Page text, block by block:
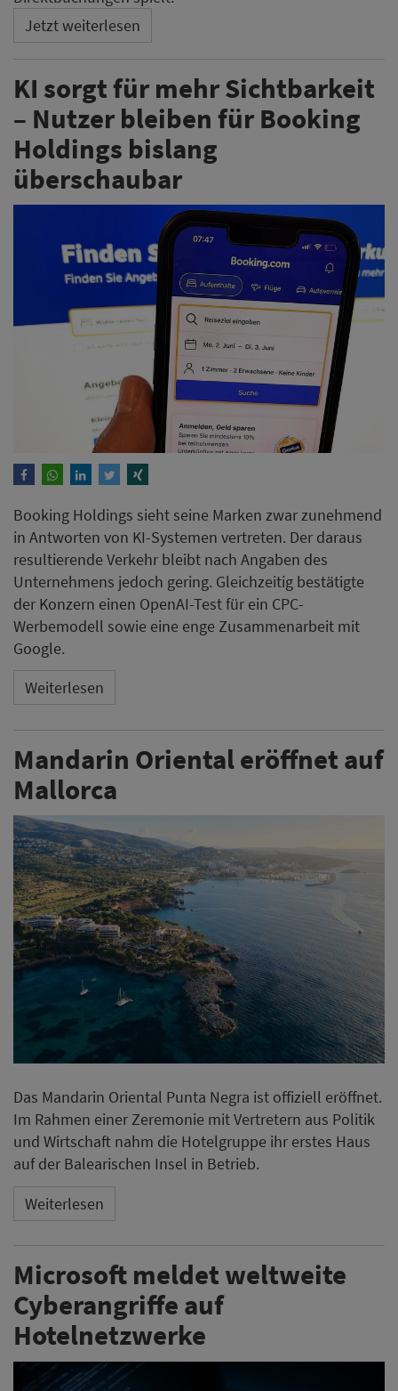
Jetzt weiterlesen
KI sorgt für mehr Sichtbarkeit
– Nutzer bleiben für Booking
Holdings bislang
überschaubar
Booking Holdings sieht seine Marken zwar zunehmend
in Antworten von KI-Systemen vertreten. Der daraus
resultierende Verkehr bleibt nach Angaben des
Unternehmens jedoch gering. Gleichzeitig bestätigte
der Konzern einen OpenAI-Test für ein CPC-
Werbemodell sowie eine enge Zusammenarbeit mit
Google.
Weiterlesen
Mandarin Oriental eröffnet auf
Mallorca
Das Mandarin Oriental Punta Negra ist offiziell eröffnet.
Im Rahmen einer Zeremonie mit Vertretern aus Politik
und Wirtschaft nahm die Hotelgruppe ihr erstes Haus
auf der Balearischen Insel in Betrieb.
Weiterlesen
Microsoft meldet weltweite
Cyberangriffe auf
Hotelnetzwerke